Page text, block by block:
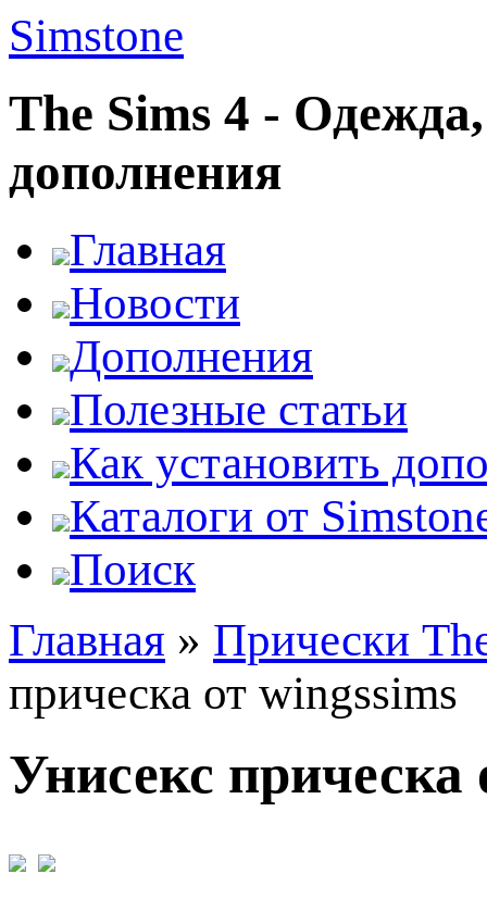
Simstone
The Sims 4 -
дополнения
Главная
Новости
Дополнения
Полезные статьи
Как установить
Каталоги от
Поиск
Главная » Прически
прическа от wingssims
Унисекс прическа